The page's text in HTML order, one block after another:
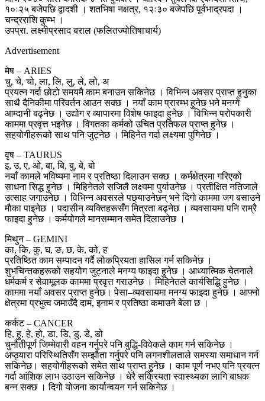
१०ः२५ बजेपछि द्वादशी । शतभिषा नक्षत्र, १२ः३० बजेपछि पूर्वभाद्रपदा ।
चन्द्रराशि कुम्भ ।
उपप्रा. लक्ष्मीप्रसाद बराल (फलितज्योतिषाचार्य)
Advertisement
मेष – ARIES
चु, चे, चो, ला, लि, लु, ले, लो, अ
प्रयत्न गर्दा छोटो समयमै काम बनाउन सकिनेछ । विभिन्न अवसर प्राप्त हुनुका
साथै दैनिकीमा परिवर्तन आउन सक्छ । नयाँ काम प्रारम्भ हुनेछ भने मनग्गे
आम्दानी बढ्नेछ । उद्योग र व्यापारमा विशेष फाइदा हुनेछ । विभिन्न परोपकारी
काममा प्रवृत्त भइनेछ । विगतका कर्मको उचित प्रतिफल प्राप्त हुनेछ ।
सहयोगीहरूको साथ पनि जुट्नेछ । मिहिनेत गर्दा लक्ष्यमा पुगिनेछ ।
वृष – TAURUS
इ, उ, ए, ओ, बा, बि, बु, बे, बो
नयाँ कामले भविष्यमा नाम र प्रतिष्ठा दिलाउन सक्छ । कर्मक्षेत्रमा गरिएको
साधना सिद्ध हुनेछ । मिहिनेतले सजिलै लक्ष्यमा पुर्याउनेछ । प्रतीक्षित नतिजाले
उत्साह जगाउनेछ । विभिन्न अवसरले पछ्याउनेछन् भने दिगो काममा जग बसाउने
माैका पाइनेछ । पदासीन व्यक्तिहरूसँग मित्रता बढ्नेछ । व्यवसायमा पनि राम्रै
फाइदा हुनेछ । कर्मयोगले मानसम्मान समेत दिलाउनेछ ।
मिथुन – GEMINI
का, कि, कु, घ, ङ, छ, के, को, ह
प्रतिष्ठित काम सम्पादन गर्दै लोकप्रियता हासिल गर्न सकिनेछ ।
शुभचिन्तकहरूको सहयोग जुट्नाले मनग्य फाइदा हुनेछ । आध्यात्मिक चेतनाले
धर्मकर्म र सेवामूलक काममा प्रवृत्त गराउनेछ । मिहिनेतले कार्यसिद्धि हुनेछ ।
काममा नयाँ अवसर प्राप्त हुनेछ। पेसा–व्यवसायमा मनग्य फाइदा हुनेछ । आफ्नो
क्षेत्रमा प्रभुत्व जमाउँदै दाम, इनाम र प्रतिष्ठा कमाउने बेला छ ।
कर्कट – CANCER
हि, हु, हे, हो, डा, डि, डु, डे, डो
चुनौतीपूर्ण जिम्मेवारी वहन गर्नुपरे पनि बुद्धि-विवेकले काम गर्न सकिनेछ ।
अप्ठ्यारा परिस्थितिसँग सम्झौता गर्नुपरे पनि लगनशीलताले समस्या समाधान गर्न
सकिनेछ। सहयोगीहरूको समेत साथ प्राप्त हुनेछ । काम पूर्ण नभए पनि प्रयत्न
गर्दा आंशिक लाभ उठाउन सकिनेछ । धेरै सक्रियता स्वास्थ्यका लागि बाधक
बन्न सक्छ । दिगो योजना कार्यान्वयन गर्न सकिनेछ ।